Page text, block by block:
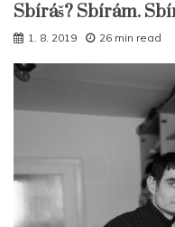
Sbíráš? Sbírám.
1. 8. 2019 26 min read